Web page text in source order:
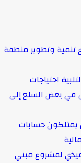
تنمية وتطوير منطقة
احتياجات
في بعض السلع إلى
يمتلكون حسابات
لمشروع مبني